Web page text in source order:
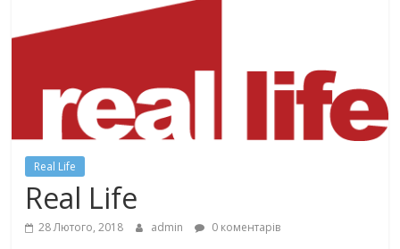
Real Life
Real Life
28 Лютого, 2018 admin 0 коментарів